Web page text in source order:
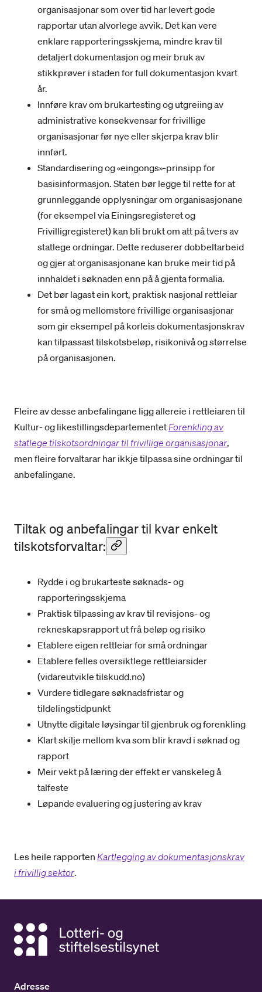
organisasjonar som over tid har levert gode
rapportar utan alvorlege avvik. Det kan vere
enklare rapporteringsskjema, mindre krav til
detaljert dokumentasjon og meir bruk av
stikkprøver i staden for full dokumentasjon kvart
år.
Innføre krav om brukartesting og utgreiing av
administrative konsekvensar for frivillige
organisasjonar før nye eller skjerpa krav blir
innført.
Standardisering og «eingongs»-prinsipp for
basisinformasjon. Staten bør legge til rette for at
grunnleggande opplysningar om organisasjonane
(for eksempel via Einingsregisteret og
Frivilligregisteret) kan bli brukt om att på tvers av
statlege ordningar. Dette reduserer dobbeltarbeid
og gjer at organisasjonane kan bruke meir tid på
innhaldet i søknaden enn på å gjenta formalia.
Det bør lagast ein kort, praktisk nasjonal rettleiar
for små og mellomstore frivillige organisasjonar
som gir eksempel på korleis dokumentasjonskrav
kan tilpassast tilskotsbeløp, risikonivå og størrelse
på organisasjonen.
Fleire av desse anbefalingane ligg allereie i rettleiaren til
Kultur- og likestillingsdepartementet Forenkling av
statlege tilskotsordningar til frivillige organisasjonar,
men fleire forvaltarar har ikkje tilpassa sine ordningar til
anbefalingane.
Tiltak og anbefalingar til kvar enkelt
tilskotsforvaltar:
Rydde i og brukarteste søknads- og
rapporteringsskjema
Praktisk tilpassing av krav til revisjons- og
rekneskapsrapport ut frå beløp og risiko
Etablere eigen rettleiar for små ordningar
Etablere felles oversiktlege rettleiarsider
(vidareutvikle tilskudd.no)
Vurdere tidlegare søknadsfristar og
tildelingstidpunkt
Utnytte digitale løysingar til gjenbruk og forenkling
Klart skilje mellom kva som blir kravd i søknad og
rapport
Meir vekt på læring der effekt er vanskeleg å
talfeste
Løpande evaluering og justering av krav
Les heile rapporten Kartlegging av dokumentasjonskrav
i frivillig sektor.
Adresse